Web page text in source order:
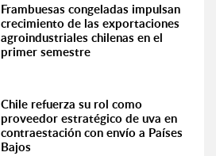
Frambuesas congeladas impulsan
crecimiento de las exportaciones
agroindustriales chilenas en el
primer semestre
Chile refuerza su rol como
proveedor estratégico de uva en
contraestación con envío a Países
Bajos